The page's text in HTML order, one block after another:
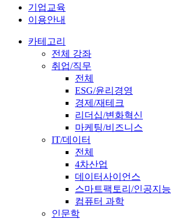
기업교육
이용안내
카테고리
전체 강좌
취업/직무
전체
ESG/윤리경영
경제/재테크
리더십/변화혁신
마케팅/비즈니스
IT/데이터
전체
4차산업
데이터사이언스
스마트팩토리/인공지능
컴퓨터 과학
인문학